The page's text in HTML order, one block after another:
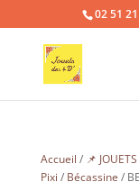
02 51
Accueil / 📌
Pixi / Bécassine /